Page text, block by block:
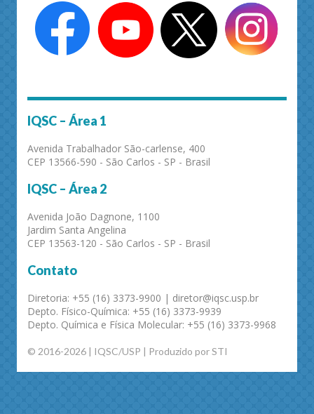
IQSC – Área 1
Avenida Trabalhador São-carlense, 400
CEP 13566-590 - São Carlos - SP - Brasil
IQSC – Área 2
Avenida João Dagnone, 1100
Jardim Santa Angelina
CEP 13563-120 - São Carlos - SP - Brasil
Contato
Diretoria: +55 (16) 3373-9900 | diretor@iqsc.usp.br
Depto. Físico-Química: +55 (16) 3373-9939
Depto. Química e Física Molecular: +55 (16) 3373-9968
© 2016-2026 | IQSC/USP | Produzido por STI